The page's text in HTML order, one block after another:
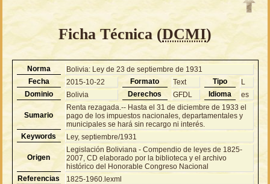
Ficha Técnica (DCMI)
Norma
Bolivia: Ley de 23 de septiembre de 1931
Fecha
2015-10-22 Formato Text Tipo
L
Dominio
Bolivia Derechos GFDL Idioma es
Sumario
Renta rezagada.-- Hasta el 31 de diciembre de 1933 el
pago de los impuestos nacionales, departamentales y
municipales se hará sin recargo ni interés.
Keywords
Ley, septiembre/1931
Origen
Legislación Boliviana - Compendio de leyes de 1825-
2007, CD elaborado por la biblioteca y el archivo
histórico del Honorable Congreso Nacional
Referencias
1825-1960.lexml